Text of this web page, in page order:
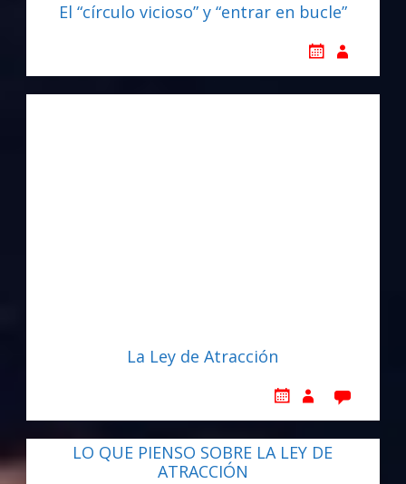
El “círculo vicioso” y “entrar en bucle”
La Ley de Atracción
LO QUE PIENSO SOBRE LA LEY DE
ATRACCIÓN